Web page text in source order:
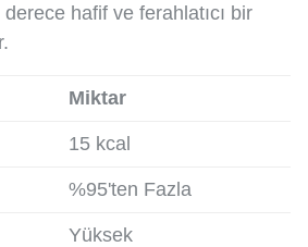
hafif ve ferahlatıcı bir
Miktar
15 kcal
%95'ten Fazla
Yüksek